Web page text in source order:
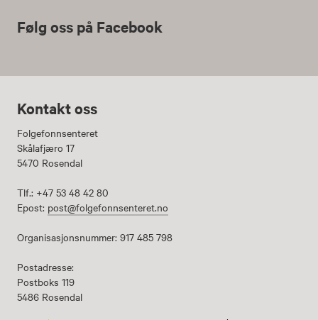
Følg oss på Facebook
Kontakt oss
Folgefonnsenteret
Skålafjæro 17
5470 Rosendal
Tlf.: +47 53 48 42 80
Epost: post@folgefonnsenteret.no
Organisasjonsnummer: 917 485 798
Postadresse:
Postboks 119
5486 Rosendal